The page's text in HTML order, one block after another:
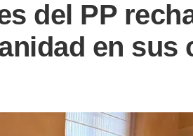
del PP
en sus